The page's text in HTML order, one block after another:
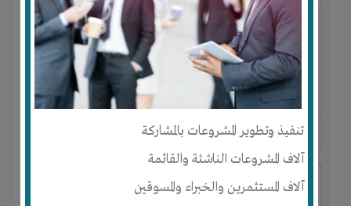
تنفيذ وتطوير المشروعات بالمشاركة
آلاف المشروعات الناشئة والقائمة
آلاف المستثمرين والخبراء والمسوقين
الجنس : ذكر
لديـه :الوقت
المكان :الجزائر - باتنة
آخر ظهور: : منذ 6 سنوات
فؤاد المخلف